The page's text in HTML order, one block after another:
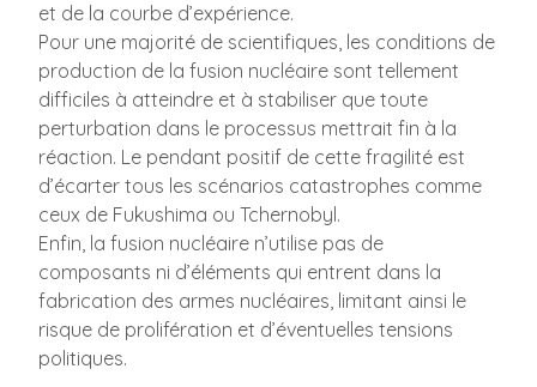
et de la courbe d’expérience.
Pour une majorité de scientifiques, les conditions de
production de la fusion nucléaire sont tellement
difficiles à atteindre et à stabiliser que toute
perturbation dans le processus mettrait fin à la
réaction. Le pendant positif de cette fragilité est
d’écarter tous les scénarios catastrophes comme
ceux de Fukushima ou Tchernobyl.
Enfin, la fusion nucléaire n’utilise pas de
composants ni d’éléments qui entrent dans la
fabrication des armes nucléaires, limitant ainsi le
risque de prolifération et d’éventuelles tensions
politiques.